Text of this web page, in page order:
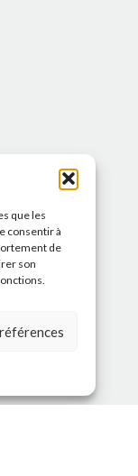
que les
consentir à
de
son